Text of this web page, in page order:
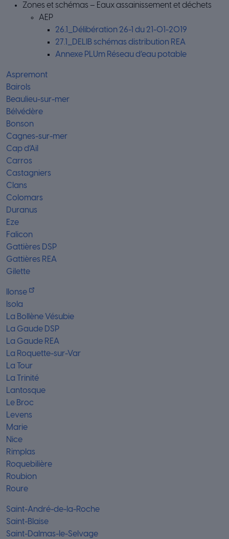
Zones et schémas – Eaux assainissement et déchets
AEP
26.1_Délibération 26-1 du 21-01-2019
27.1_DELIB schémas distribution REA
Annexe PLUm Réseau d’eau potable
Aspremont
Bairols
Beaulieu-sur-mer
Bélvédère
Bonson
Cagnes-sur-mer
Cap d’Ail
Carros
Castagniers
Clans
Colomars
Duranus
Eze
Falicon
Gattières DSP
Gattières REA
Gilette
Ilonse
Isola
La Bollène Vésubie
La Gaude DSP
La Gaude REA
La Roquette-sur-Var
La Tour
La Trinité
Lantosque
Le Broc
Levens
Marie
Nice
Rimplas
Roquebilière
Roubion
Roure
Saint-André-de-la-Roche
Saint-Blaise
Saint-Dalmas-le-Selvage